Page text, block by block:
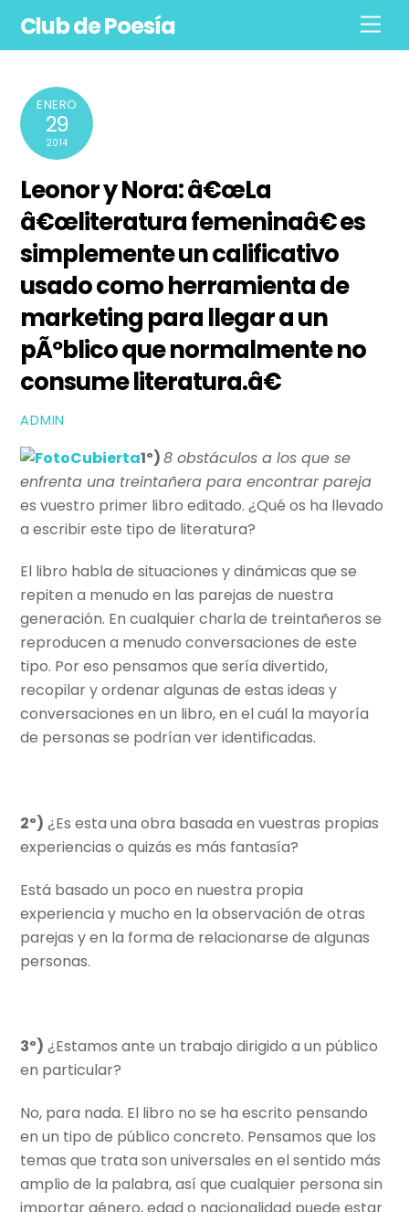
Club de Poesía
ENERO
29
2014
Leonor y Nora: â€œLa
â€œliteratura femeninaâ€ es
simplemente un calificativo
usado como herramienta de
marketing para llegar a un
pÃºblico que normalmente no
consume literatura.â€
ADMIN
1º)8 obstáculos a los que se
enfrenta una treintañera para encontrar pareja
es vuestro primer libro editado. ¿Qué os ha llevado
a escribir este tipo de literatura?
El libro habla de situaciones y dinámicas que se
repiten a menudo en las parejas de nuestra
generación. En cualquier charla de treintañeros se
reproducen a menudo conversaciones de este
tipo. Por eso pensamos que sería divertido,
recopilar y ordenar algunas de estas ideas y
conversaciones en un libro, en el cuál la mayoría
de personas se podrían ver identificadas.
2º) ¿Es esta una obra basada en vuestras propias
experiencias o quizás es más fantasía?
Está basado un poco en nuestra propia
experiencia y mucho en la observación de otras
parejas y en la forma de relacionarse de algunas
personas.
3º) ¿Estamos ante un trabajo dirigido a un público
en particular?
No, para nada. El libro no se ha escrito pensando
en un tipo de público concreto. Pensamos que los
temas que trata son universales en el sentido más
amplio de la palabra, así que cualquier persona sin